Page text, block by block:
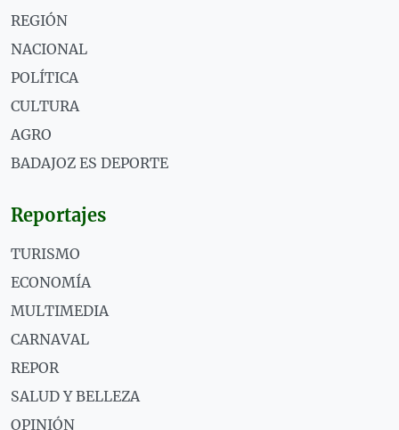
REGIÓN
NACIONAL
POLÍTICA
CULTURA
AGRO
BADAJOZ ES DEPORTE
Reportajes
TURISMO
ECONOMÍA
MULTIMEDIA
CARNAVAL
REPOR
SALUD Y BELLEZA
OPINIÓN